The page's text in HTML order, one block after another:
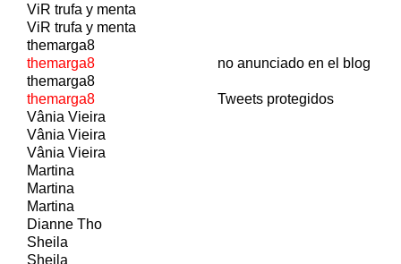
ViR trufa y menta
ViR trufa y menta
themarga8
themarga8
no anunciado en el blog
themarga8
themarga8
Tweets protegidos
Vânia Vieira
Vânia Vieira
Vânia Vieira
Martina
Martina
Martina
Dianne Tho
Sheila
Sheila